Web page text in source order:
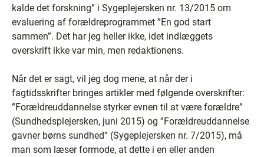
kalde det forskning” i Sygeplejersken nr. 13/2015 om
evaluering af forældreprogrammet ”En god start
sammen”. Det har jeg heller ikke, idet indlæggets
overskrift ikke var min, men redaktionens.
Når det er sagt, vil jeg dog mene, at når der i
fagtidsskrifter bringes artikler med følgende overskrifter:
”Forældreuddannelse styrker evnen til at være forældre”
(Sundhedsplejersken, juni 2015) og ”Forældreuddannelse
gavner børns sundhed” (Sygeplejersken nr. 7/2015), må
man som læser formode, at dette i en eller anden